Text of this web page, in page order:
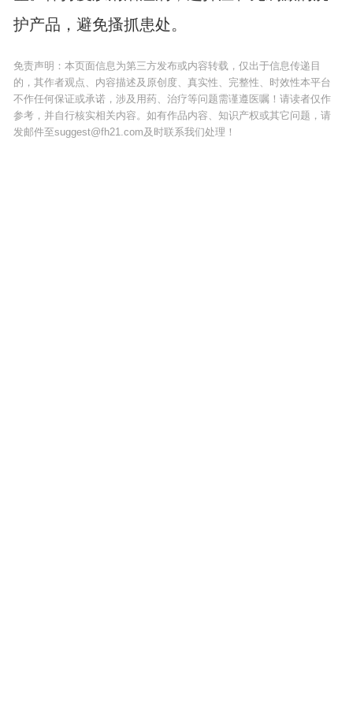
护产品，避免搔抓患处。
免责声明：本页面信息为第三方发布或内容转载，仅出于信息传递目
的，其作者观点、内容描述及原创度、真实性、完整性、时效性本平台
不作任何保证或承诺，涉及用药、治疗等问题需谨遵医嘱！请读者仅作
参考，并自行核实相关内容。如有作品内容、知识产权或其它问题，请
发邮件至suggest@fh21.com及时联系我们处理！